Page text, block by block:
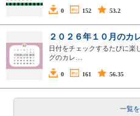
0 152 53.2
２０２６年１０月のカ
日付をチェックするたびに楽
グのカレ…
0 161 56.35
一覧